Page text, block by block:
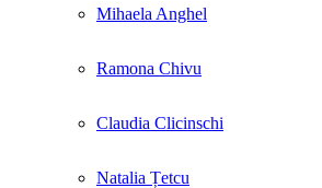
Mihaela Anghel
Ramona Chivu
Claudia Clicinschi
Natalia Țetcu